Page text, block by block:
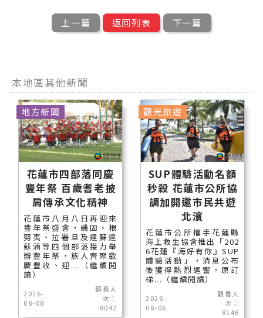
上一篇 返回列表 下一篇
本地區其他新聞
花蓮市四部落同慶
豐年祭 百歲耆老披
肩傳承文化精神
花蓮市八月八日再迎來
豐年祭盛會，磯固、根
努夷、拉署旦及達蘇達
蘇湳等四個部落接力舉
辦豐年祭，族人齊聚歡
慶豐收、迎...（繼續閱
讀）
2026-
08-08
觀看人
次：
8042
地方新聞
SUP體驗活動名額
秒殺 花蓮市公所協
調加開邀市民共遊
北濱
花蓮市公所攜手花蓮縣
海上救生協會推出「202
6花蓮『海好有你』SUP
體驗活動」，消息公布
後獲得熱烈迴響，原訂
梯...（繼續閱讀）
2026-
08-06
觀看人
次：
8146
觀光旅遊